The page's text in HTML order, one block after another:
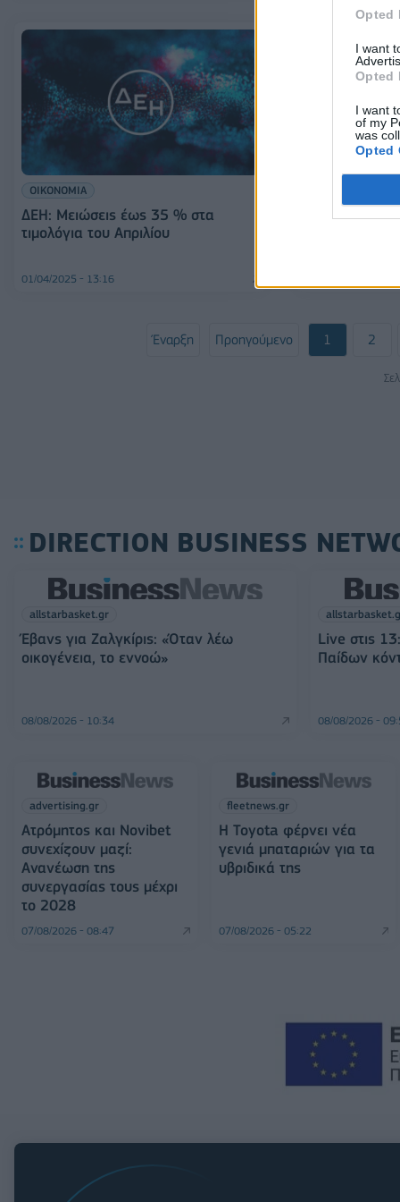
Opted
I want
Opted
I want
of my
was
Opted
ΟΙΚΟΝΟΜΙΑ
ΔΕΗ: Μειώσεις έως 35 % στα
τιμολόγια του Απριλίου
01/04/2025 - 13:16
MyDATAapp:
και
Έναρξη Προηγούμενο 1 2
DIRECTION BUSINESS
allstarbasket.gr
Έβανς για Ζαλγκίρις: «Όταν λέω
οικογένεια, το εννοώ»
08/08/2026 - 10:34
Live στις
Παίδων
08/08/2026 -
advertising.gr
Ατρόμητος και Novibet
συνεχίζουν μαζί:
Ανανέωση της
συνεργασίας τους μέχρι
το 2028
07/08/2026 - 08:47
fleetnews.gr
Η Toyota φέρνει νέα
γενιά μπαταριών για τα
υβριδικά της
07/08/2026 - 05:22